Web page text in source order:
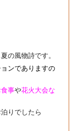
の風物詩です。
ンでありますの
事や花火大会な
りでしたら